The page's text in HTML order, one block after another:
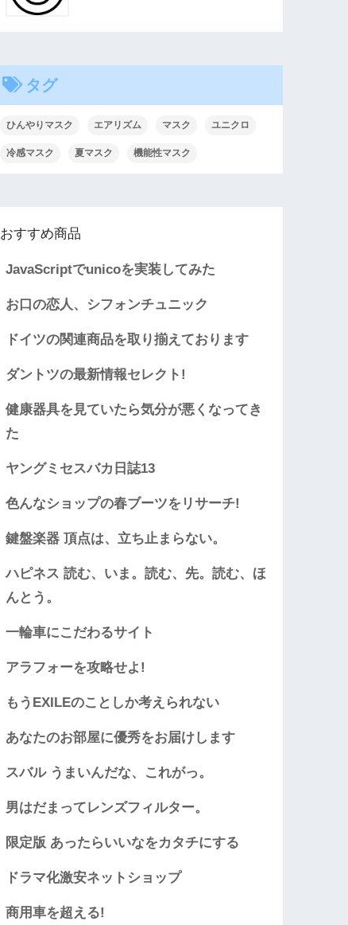
タグ
ひんやりマスク エアリズム マスク ユニクロ
冷感マスク 夏マスク 機能性マスク
おすすめ商品
JavaScriptでunicoを実装してみた
お口の恋人、シフォンチュニック
ドイツの関連商品を取り揃えております
ダントツの最新情報セレクト!
健康器具を見ていたら気分が悪くなってき
た
ヤングミセスバカ日誌13
色んなショップの春ブーツをリサーチ!
鍵盤楽器 頂点は、立ち止まらない。
ハピネス 読む、いま。読む、先。読む、ほ
んとう。
一輪車にこだわるサイト
アラフォーを攻略せよ!
もうEXILEのことしか考えられない
あなたのお部屋に優秀をお届けします
スバル うまいんだな、これがっ。
男はだまってレンズフィルター。
限定版 あったらいいなをカタチにする
ドラマ化激安ネットショップ
商用車を超える!